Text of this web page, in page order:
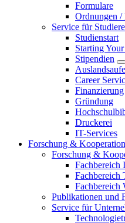
Formulare
Ordnungen /
Service für
Studienstart
Starting
Stipendien
Career
Finanzierung
Gründung
Druckerei
IT-Services
Forschung & Kooperation
Forschung &
Fachbereich
Fachbereich
Fachbereich
Publikationen und
Service für